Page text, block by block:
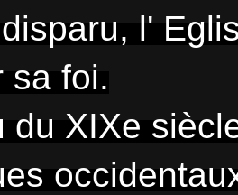
l'
sa foi.
du XIXe